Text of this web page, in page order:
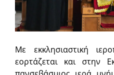
Με εκκλησιαστική
εορτάζεται και στην